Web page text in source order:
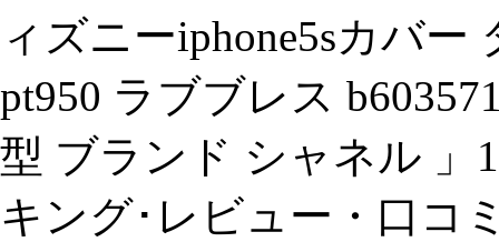
ィズニーiphone5sカバ
pt950 ラブブレス
型 ブランド シャネル 」
キング･レビュー・口コ